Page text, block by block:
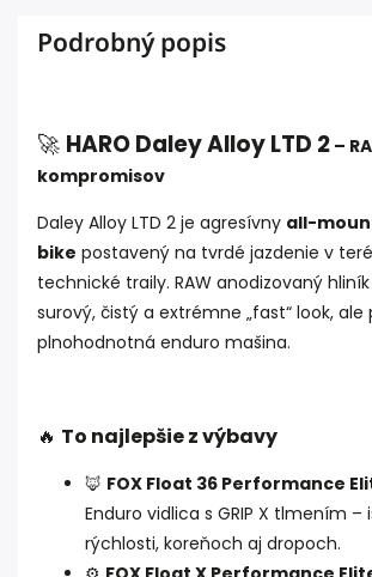
Podrobný popis
🚀 HARO Daley Alloy LTD 2 –
kompromisov
Daley Alloy LTD 2 je agresívny all-
bike postavený na tvrdé jazdenie v
technické traily. RAW anodizovaný
surový, čistý a extrémne „fast“ look,
plnohodnotná enduro mašina.
🔥 To najlepšie z výbavy
🦊 FOX Float 36 Performance
Enduro vidlica s GRIP X tlmením –
rýchlosti, koreňoch aj dropoch.